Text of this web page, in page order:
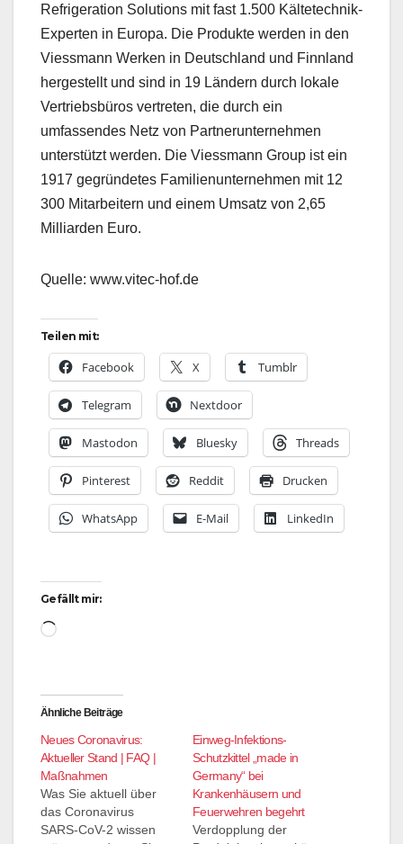
Refrigeration Solutions mit fast 1.500 Kältetechnik-
Experten in Europa. Die Produkte werden in den
Viessmann Werken in Deutschland und Finnland
hergestellt und sind in 19 Ländern durch lokale
Vertriebsbüros vertreten, die durch ein
umfassendes Netz von Partnerunternehmen
unterstützt werden. Die Viessmann Group ist ein
1917 gegründetes Familienunternehmen mit 12
300 Mitarbeitern und einem Umsatz von 2,65
Milliarden Euro.
Quelle: www.vitec-hof.de
Teilen mit:
Facebook X Tumblr
Telegram Nextdoor
Mastodon Bluesky Threads
Pinterest Reddit Drucken
WhatsApp E-Mail LinkedIn
Gefällt mir:
Wird
Ähnliche Beiträge
Neues Coronavirus:
Aktueller Stand | FAQ |
Maßnahmen
Was Sie aktuell über
das Coronavirus
SARS-CoV-2 wissen
Einweg-Infektions-
Schutzkittel „made in
Germany“ bei
Krankenhäusern und
Feuerwehren begehrt
Verdopplung der